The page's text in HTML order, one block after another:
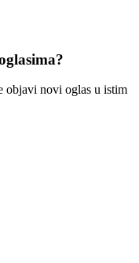
objavi novi oglas u istim